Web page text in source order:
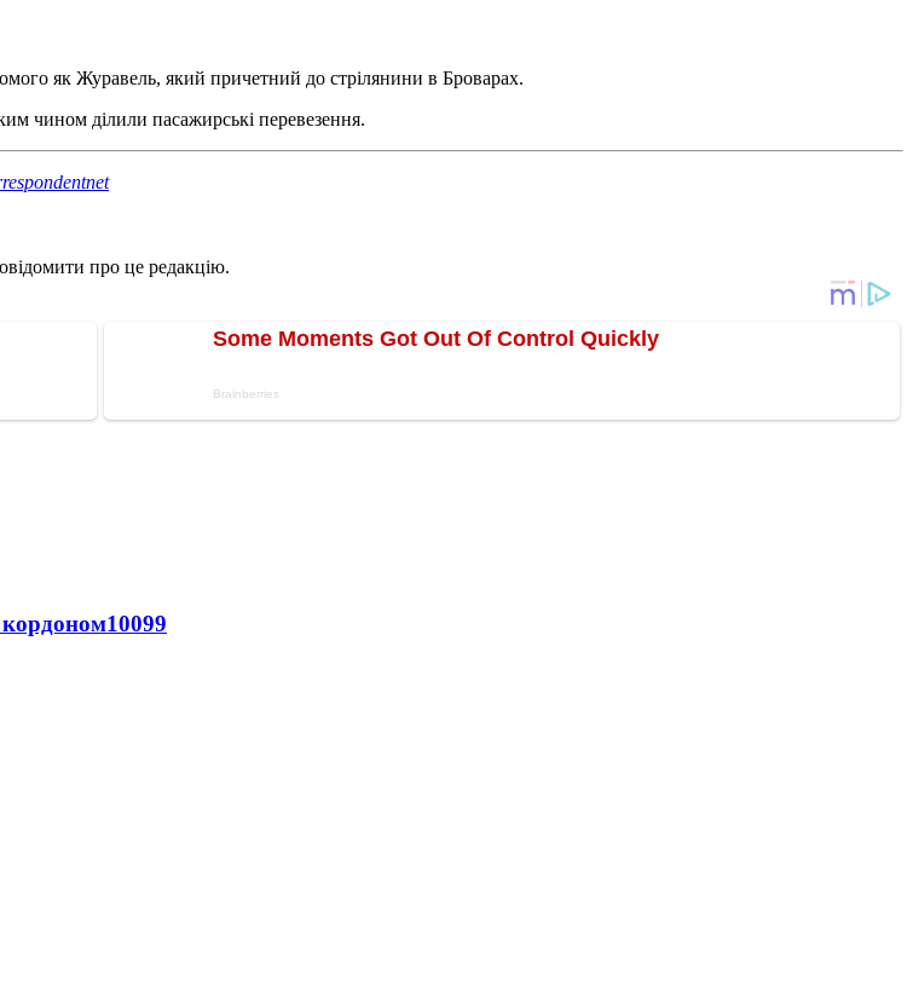
як Журавель, який причетний до стрілянини в Броварах.
чином ділили пасажирські перевезення.
про це редакцію.
кордоном10099